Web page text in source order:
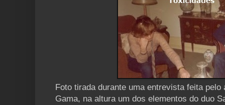
Foto tirada durante uma entrevista feita pelo
Gama, na altura um dos elementos do duo